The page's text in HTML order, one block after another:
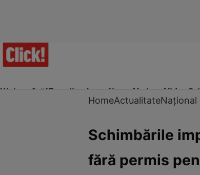
Ultima Oră!Trending Actualitate Vedete Video
Internațional Fapt divers
HomeActualitateNațional
Schimbările
fără permis